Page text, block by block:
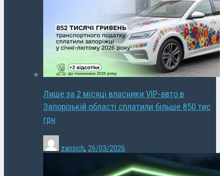
Лише за 2 місяці власники VIP-авто в
Запорізькій області сплатили більше 850 тис
грн
zapsich, 26/03/2026